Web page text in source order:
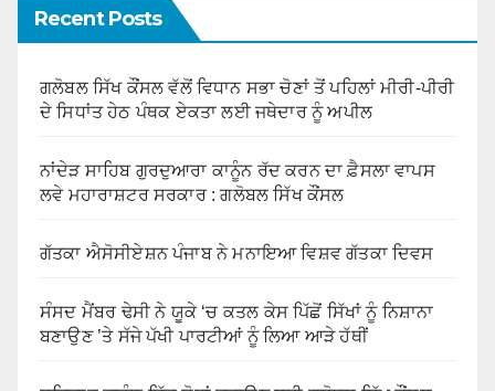
Recent Posts
ਗਲੋਬਲ ਸਿੱਖ ਕੌਂਸਲ ਵੱਲੋਂ ਵਿਧਾਨ ਸਭਾ ਚੋਣਾਂ ਤੋਂ ਪਹਿਲਾਂ ਮੀਰੀ-ਪੀਰੀ
ਦੇ ਸਿਧਾਂਤ ਹੇਠ ਪੰਥਕ ਏਕਤਾ ਲਈ ਜਥੇਦਾਰ ਨੂੰ ਅਪੀਲ
ਨਾਂਦੇੜ ਸਾਹਿਬ ਗੁਰਦੁਆਰਾ ਕਾਨੂੰਨ ਰੱਦ ਕਰਨ ਦਾ ਫ਼ੈਸਲਾ ਵਾਪਸ
ਲਵੇ ਮਹਾਰਾਸ਼ਟਰ ਸਰਕਾਰ : ਗਲੋਬਲ ਸਿੱਖ ਕੌਂਸਲ
ਗੱਤਕਾ ਐਸੋਸੀਏਸ਼ਨ ਪੰਜਾਬ ਨੇ ਮਨਾਇਆ ਵਿਸ਼ਵ ਗੱਤਕਾ ਦਿਵਸ
ਸੰਸਦ ਮੈਂਬਰ ਢੇਸੀ ਨੇ ਯੂਕੇ ‘ਚ ਕਤਲ ਕੇਸ ਪਿੱਛੋਂ ਸਿੱਖਾਂ ਨੂੰ ਨਿਸ਼ਾਨਾ
ਬਣਾਉਣ ’ਤੇ ਸੱਜੇ ਪੱਖੀ ਪਾਰਟੀਆਂ ਨੂੰ ਲਿਆ ਆੜੇ ਹੱਥੀਂ